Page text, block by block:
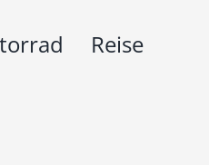
Reise